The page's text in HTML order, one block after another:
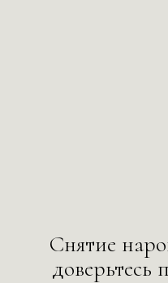
Снятие
доверьтесь